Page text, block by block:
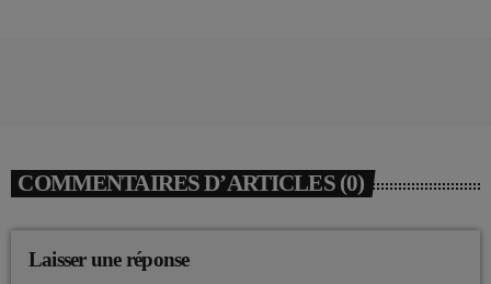
COMMENTAIRES D’ARTICLES (0)
Laisser une réponse